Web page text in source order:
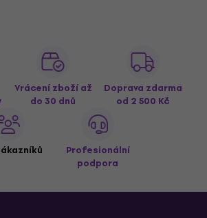
Vrácení zboží až
do 30 dnů
Doprava zdarma
od 2 500 Kč
Profesionální
podpora